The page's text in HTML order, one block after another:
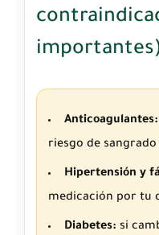
Anticoagulantes:
riesgo de
Hipertensión y
medicación por tu
Diabetes: si